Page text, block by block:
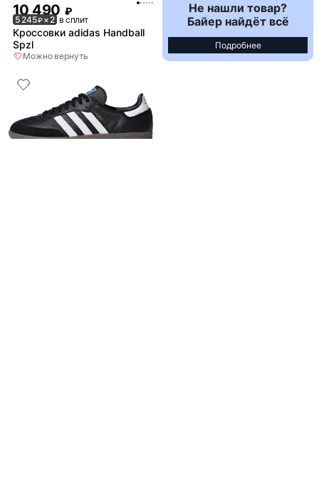
10 490 ₽
5 245₽× 2 в сплит
Кроссовки adidas Handball
Spzl
Можно вернуть
Не нашли товар?
Байер найдёт всё
Подробнее